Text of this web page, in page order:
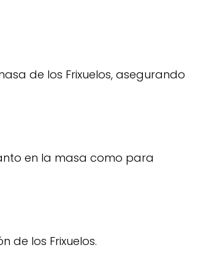
de los Frixuelos, asegurando
en la masa como para
de los Frixuelos.